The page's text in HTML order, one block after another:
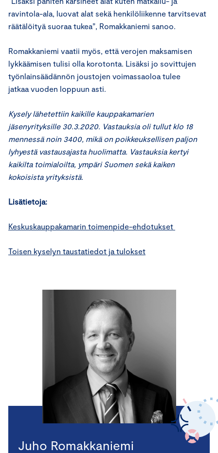
ravintola-ala, luovat alat sekä henkilöliikenne tarvitsevat
räätälöityä suoraa tukea”, Romakkaniemi sanoo.
Romakkaniemi vaatii myös, että verojen maksamisen
lykkäämisen tulisi olla korotonta. Lisäksi jo sovittujen
työnlainsäädännön joustojen voimassaoloa tulee
jatkaa vuoden loppuun asti.
Kysely lähetettiin kaikille kauppakamarien
jäsenyrityksille 30.3.2020. Vastauksia oli tullut klo 18
mennessä noin 3400, mikä on poikkeuksellisen paljon
lyhyestä vastausajasta huolimatta. Vastauksia kertyi
kaikilta toimialoilta, ympäri Suomensekä kaiken
kokoisista yrityksistä.
Lisätietoja:
Keskuskauppakamarin toimenpide-ehdotukset
Toisen kyselyn taustatiedot ja tulokset
Juho Romakkaniemi